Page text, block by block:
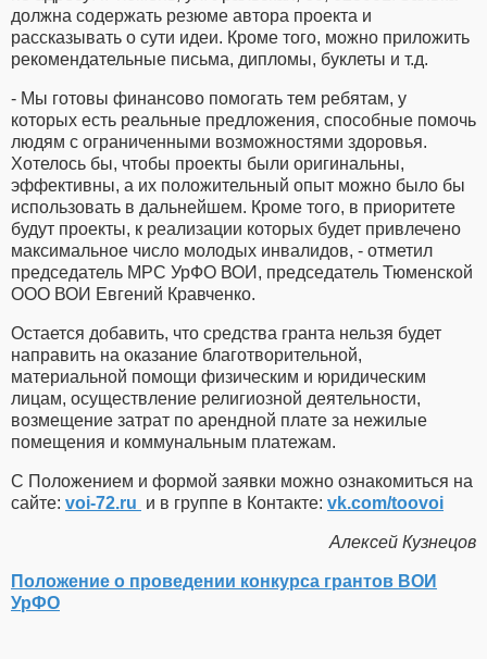
должна содержать резюме автора проекта и
рассказывать о сути идеи. Кроме того, можно приложить
рекомендательные письма, дипломы, буклеты и т.д.
- Мы готовы финансово помогать тем ребятам, у
которых есть реальные предложения, способные помочь
людям с ограниченными возможностями здоровья.
Хотелось бы, чтобы проекты были оригинальны,
эффективны, а их положительный опыт можно было бы
использовать в дальнейшем. Кроме того, в приоритете
будут проекты, к реализации которых будет привлечено
максимальное число молодых инвалидов, - отметил
председатель МРС УрФО ВОИ, председатель Тюменской
ООО ВОИ Евгений Кравченко.
Остается добавить, что средства гранта нельзя будет
направить на оказание благотворительной,
материальной помощи физическим и юридическим
лицам, осуществление религиозной деятельности,
возмещение затрат по арендной плате за нежилые
помещения и коммунальным платежам.
С Положением и формой заявки можно ознакомиться на
сайте: voi-72.ru и в группе в Контакте: vk.com/toovoi
Алексей Кузнецов
Положение о проведении конкурса грантов ВОИ
УрФО